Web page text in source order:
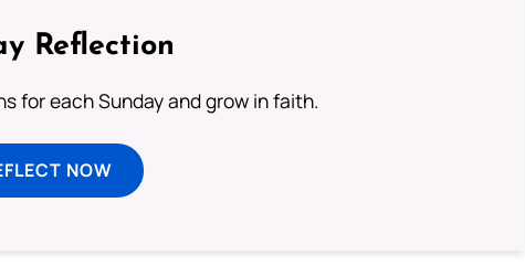
Reflection
for each Sunday and grow in faith.
NOW